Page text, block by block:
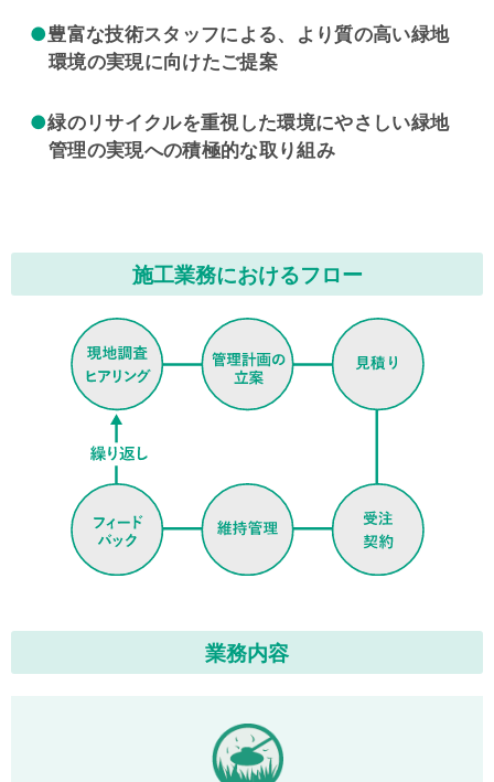
●豊富な技術スタッフによる、より質の高い緑地
環境の実現に向けたご提案
●緑のリサイクルを重視した環境にやさしい緑地
管理の実現への積極的な取り組み
施工業務におけるフロー
業務内容